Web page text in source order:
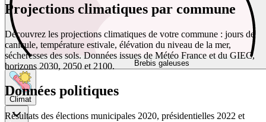
Brebis galeuses
Climat
Projections climatiques par commune
Découvrez les projections climatiques de votre commune : jours de
canicule, température estivale, élévation du niveau de la mer,
sécheresses des sols. Données issues de Météo France et du GIEC,
horizons 2030, 2050 et 2100.
Données politiques
Résultats des élections municipales 2020, présidentielles 2022 et